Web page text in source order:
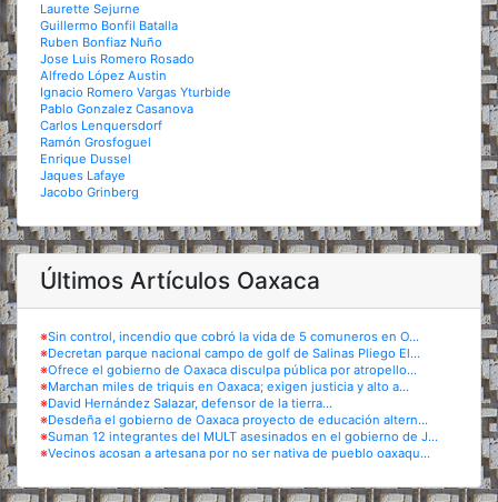
Laurette Sejurne
Guillermo Bonfil Batalla
Ruben Bonfiaz Nuño
Jose Luis Romero Rosado
Alfredo López Austin
Ignacio Romero Vargas Yturbide
Pablo Gonzalez Casanova
Carlos Lenquersdorf
Ramón Grosfoguel
Enrique Dussel
Jaques Lafaye
Jacobo Grinberg
Últimos Artículos Oaxaca
※Sin control, incendio que cobró la vida de 5 comuneros en O...
※Decretan parque nacional campo de golf de Salinas Pliego El...
※Ofrece el gobierno de Oaxaca disculpa pública por atropello...
※Marchan miles de triquis en Oaxaca; exigen justicia y alto a...
※David Hernández Salazar, defensor de la tierra...
※Desdeña el gobierno de Oaxaca proyecto de educación altern...
※Suman 12 integrantes del MULT asesinados en el gobierno de J...
※Vecinos acosan a artesana por no ser nativa de pueblo oaxaqu...